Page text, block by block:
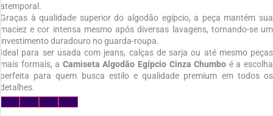
atemporal.
Graças à qualidade superior do algodão egípcio, a peça mantém sua
maciez e cor intensa mesmo após diversas lavagens, tornando-se um
investimento duradouro no guarda-roupa.
Ideal para ser usada com jeans, calças de sarja ou até mesmo peças
mais formais, a Camiseta Algodão Egípcio Cinza Chumbo é a escolha
perfeita para quem busca estilo e qualidade premium em todos os
detalhes.